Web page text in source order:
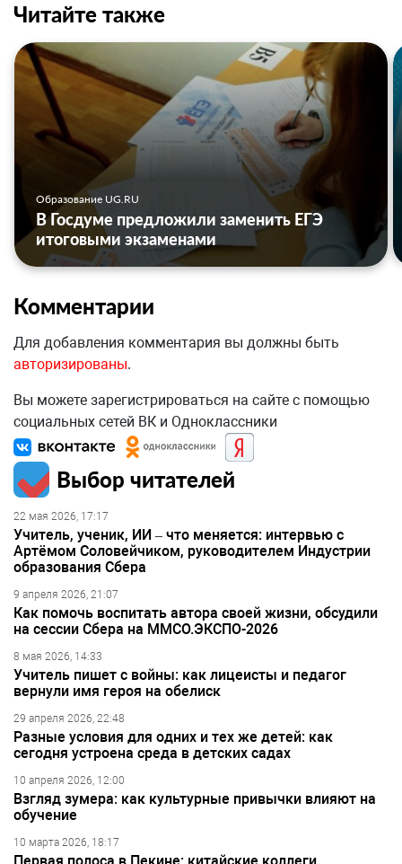
Читайте также
Образование UG.RU
В Госдуме предложили заменить ЕГЭ
итоговыми экзаменами
Комментарии
Для добавления комментария вы должны быть
авторизированы.
Вы можете зарегистрироваться на сайте с помощью
социальных сетей ВК и Одноклассники
Выбор читателей
22 мая 2026, 17:17
Учитель, ученик, ИИ – что меняется: интервью с
Артёмом Соловейчиком, руководителем Индустрии
образования Сбера
9 апреля 2026, 21:07
Как помочь воспитать автора своей жизни, обсудили
на сессии Сбера на ММСО.ЭКСПО-2026
8 мая 2026, 14:33
Учитель пишет с войны: как лицеисты и педагог
вернули имя героя на обелиск
29 апреля 2026, 22:48
Разные условия для одних и тех же детей: как
сегодня устроена среда в детских садах
10 апреля 2026, 12:00
Взгляд зумера: как культурные привычки влияют на
обучение
10 марта 2026, 18:17